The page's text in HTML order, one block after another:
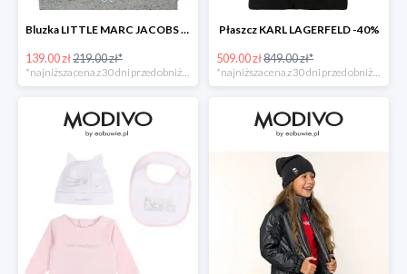
Bluzka LITTLE MARC JACOBS -37%
139.00 zł219.00 zł*
*najniższa cena z 30 dni przed obniżką
Płaszcz KARL LAGERFELD -40%
509.00 zł849.00 zł*
*najniższa cena z 30 dni przed obniżką